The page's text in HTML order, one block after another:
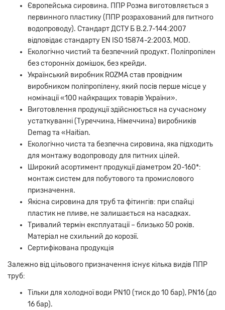
Європейська сировина. ППР Розма виготовляється з
первинного пластику (ППР розрахований для питного
водопроводу). Стандарт ДСТУ Б В.2.7-144:2007
відповідає стандарту EN ISO 15874-2:2003, MOD.
Екологічно чистий та безпечний продукт. Поліпропілен
без сторонніх домішок, без крейди.
Український виробник ROZMA став провідним
виробником поліпропілену, який посів перше місце у
номінації «100 найкращих товарів України».
Виготовлення продукції здійснюється на сучасному
устаткуванні (Туреччина, Німеччина) виробників
Demag та «Haitian.
Екологічно чиста та безпечна сировина, яка підходить
для монтажу водопроводу для питних цілей.
Широкий асортимент продукції діаметром 20-160*:
монтаж систем для побутового та промислового
призначення.
Якісна сировина для труб та фітингів: при спайці
пластик не пливе, не залишається на насадках.
Тривалий термін експлуатації – близько 50 років.
Матеріал не схильний до корозії.
Сертифікована продукція
Залежно від цільового призначення існує кілька видів ППР
труб:
Тільки для холодної води PN10 (тиск до 10 бар), PN16 (до
16 бар).